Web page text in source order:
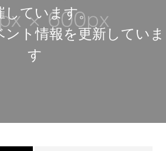
して います。
ン ト情報 を更新 し て い ま
す